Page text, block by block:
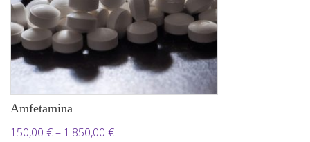
Amfetamina
150,00 €– 1.850,00 €Interval